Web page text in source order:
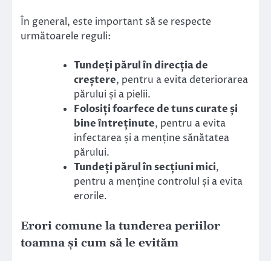
În general, este important să se respecte
următoarele reguli:
Tundeți părul în direcția de
creștere, pentru a evita deteriorarea
părului și a pielii.
Folosiți foarfece de tuns curate și
bine întreținute, pentru a evita
infectarea și a menține sănătatea
părului.
Tundeți părul în secțiuni mici,
pentru a menține controlul și a evita
erorile.
Erori comune la tunderea periilor
toamna și cum să le evităm